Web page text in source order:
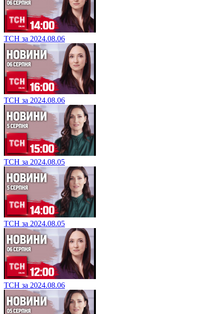
ТСН за 2024.08.06
ТСН за 2024.08.06
ТСН за 2024.08.05
ТСН за 2024.08.05
ТСН за 2024.08.06